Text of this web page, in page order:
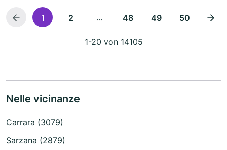
1 2 ... 48 49 50
1-20 von 14105
Nelle vicinanze
Carrara (3079)
Sarzana (2879)